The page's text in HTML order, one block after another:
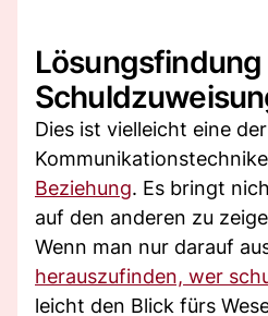
Dies ist vielleicht eine
Beziehung. Es bringt
auf den anderen zu
Wenn man nur darauf
herauszufinden, wer
leicht den Blick fürs